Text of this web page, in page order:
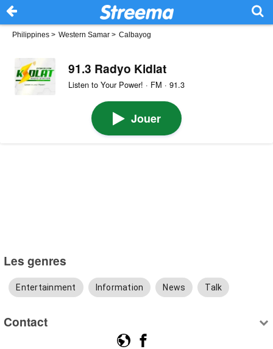
Philippines > Western Samar > Calbayog
91.3 Radyo Kidlat
Listen to Your Power! · FM · 91.3
Jouer
Les genres
Entertainment Information News Talk
Contact